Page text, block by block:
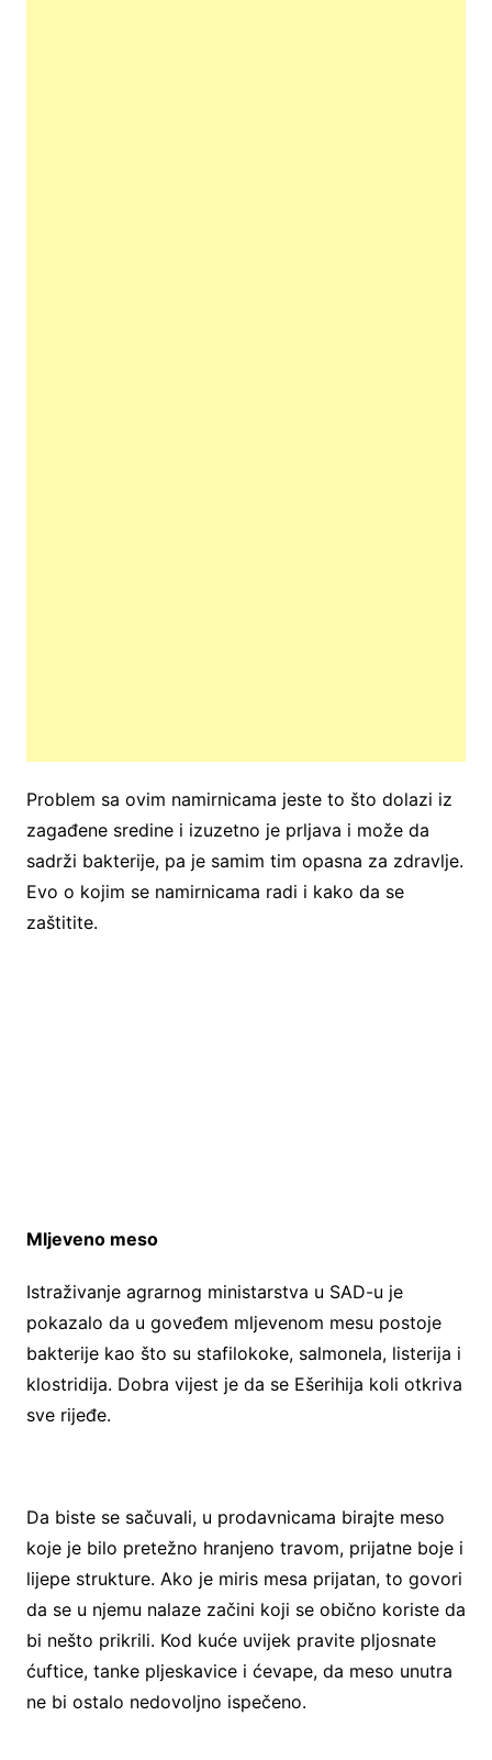
Problem sa ovim namirnicama jeste to što dolazi iz
zagađene sredine i izuzetno je prljava i može da
sadrži bakterije, pa je samim tim opasna za zdravlje.
Evo o kojim se namirnicama radi i kako da se
zaštitite.
Mljeveno meso
Istraživanje agrarnog ministarstva u SAD-u je
pokazalo da u goveđem mljevenom mesu postoje
bakterije kao što su stafilokoke, salmonela, listerija i
klostridija. Dobra vijest je da se Ešerihija koli otkriva
sve rijeđe.
Da biste se sačuvali, u prodavnicama birajte meso
koje je bilo pretežno hranjeno travom, prijatne boje i
lijepe strukture. Ako je miris mesa prijatan, to govori
da se u njemu nalaze začini koji se obično koriste da
bi nešto prikrili. Kod kuće uvijek pravite pljosnate
ćuftice, tanke pljeskavice i ćevape, da meso unutra
ne bi ostalo nedovoljno ispečeno.